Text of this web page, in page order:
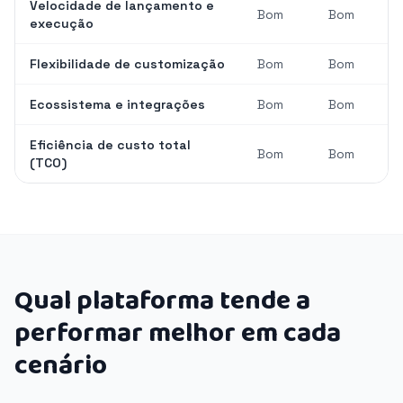
Velocidade de lançamento e
execução
Bom Bom
Flexibilidade de customização Bom Bom
Ecossistema e integrações Bom Bom
Eficiência de custo total
(TCO)
Bom Bom
Qual plataforma tende a
performar melhor em cada
cenário